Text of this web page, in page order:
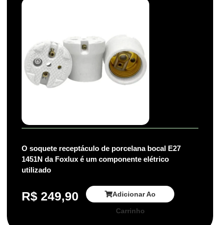
O soquete receptáculo de porcelana bocal E27
1451N da Foxlux é um componente elétrico
utilizado
R$ 249,90 Adicionar Ao
Carrinho